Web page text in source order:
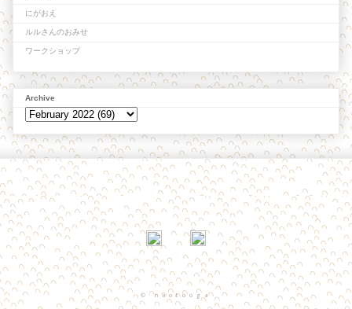
にがおえ
ルルさんのおみせ
ワークショップ
Archive
© naotooga